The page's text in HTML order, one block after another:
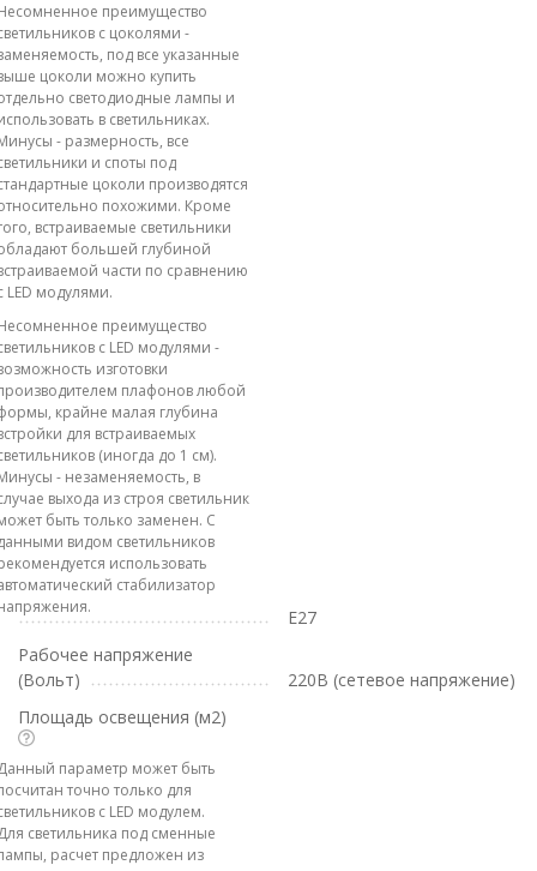
преимущество
с цоколями -
под все указанные
цоколи можно купить
светодиодные лампы и
в светильниках.
- размерность, все
и споты под
цоколи производятся
похожими. Кроме
встраиваемые светильники
большей глубиной
части по сравнению
LED модулями.
преимущество
с LED модулями -
изготовки
плафонов любой
крайне малая глубина
для встраиваемых
(иногда до 1 см).
- незаменяемость, в
выхода из строя светильник
быть только заменен. С
видом светильников
использовать
стабилизатор
E27
Рабочее напряжение
(Вольт)
220В (сетевое напряжение)
Площадь освещения (м2)
параметр может быть
точно только для
с LED модулем.
светильника под сменные
расчет предложен из